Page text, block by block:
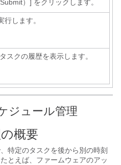
）] をクリックします。
行します。
スクの履歴を表示します。
ジュール管理
概要
特定のタスクを後から別の時刻
とえば、ファームウェアのアッ